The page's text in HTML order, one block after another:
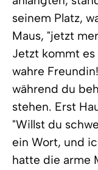
seinem Platz,
Maus, "jetzt
Jetzt kommt es
wahre
während du
stehen. Erst
"Willst du
ein Wort, und
hatte die arme